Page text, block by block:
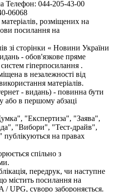
Телефон: 044-205-43-00
06068
розміщених на
посилання на
зі сторінки « Новини України
- обов'язкове пряме
гіперпосилання .
в незалежності від
матеріалів.
- видань) - повинна бути
або в першому абзаці
"Експертиза", "Заява",
"Вибори", "Тест-драйв",
на правах
спільно з
передрук, чи наступне
містить посилання на
/ UPG, суворо забороняється.